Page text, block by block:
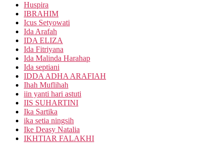
Huspira
IBRAHIM
Icus Setyowati
Ida Arafah
IDA ELIZA
Ida Fitriyana
Ida Malinda Harahap
Ida septiani
IDDA ADHA ARAFIAH
Ihah Muflihah
iin yanti hari astuti
IIS SUHARTINI
Ika Sartika
ika setia ningsih
Ike Deasy Natalia
IKHTIAR FALAKHI